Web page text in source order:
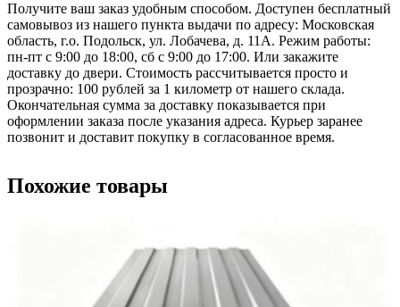
Получите ваш заказ удобным способом. Доступен бесплатный
самовывоз из нашего пункта выдачи по адресу: Московская
область, г.о. Подольск, ул. Лобачева, д. 11А. Режим работы:
пн-пт с 9:00 до 18:00, сб с 9:00 до 17:00. Или закажите
доставку до двери. Стоимость рассчитывается просто и
прозрачно: 100 рублей за 1 километр от нашего склада.
Окончательная сумма за доставку показывается при
оформлении заказа после указания адреса. Курьер заранее
позвонит и доставит покупку в согласованное время.
Похожие товары